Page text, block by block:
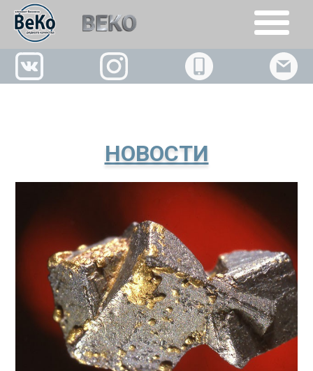
+7(926)509-02-63
НОВОСТИ